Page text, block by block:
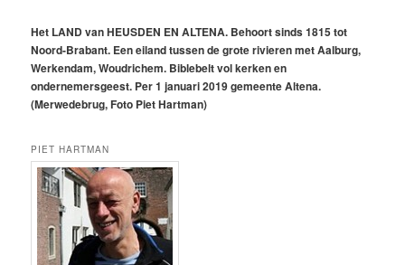
Het LAND van HEUSDEN EN ALTENA. Behoort sinds 1815 tot
Noord-Brabant. Een eiland tussen de grote rivieren met Aalburg,
Werkendam, Woudrichem. Biblebelt vol kerken en
ondernemersgeest. Per 1 januari 2019 gemeente Altena.
(Merwedebrug, Foto Piet Hartman)
PIET HARTMAN